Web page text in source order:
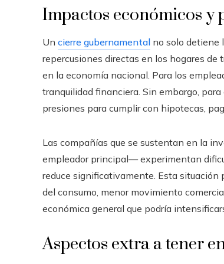
Impactos económicos y
Un cierre gubernamental no solo detiene
repercusiones directas en los hogares de
en la economía nacional. Para los
tranquilidad financiera. Sin embargo,
presiones para cumplir con hipotecas,
Las compañías que se sustentan en la
empleador principal— experimentan
reduce significativamente. Esta situación
del consumo, menor movimiento
económica general que podría
Aspectos extra a tener